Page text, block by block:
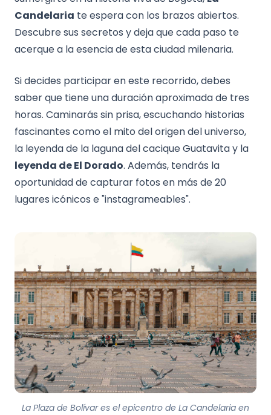
Candelaria te espera con los brazos abiertos.
Descubre sus secretos y deja que cada paso te
acerque a la esencia de esta ciudad milenaria.
Si decides participar en este recorrido, debes
saber que tiene una duración aproximada de tres
horas. Caminarás sin prisa, escuchando historias
fascinantes como el mito del origen del universo,
la leyenda de la laguna del cacique Guatavita y la
leyenda de El Dorado. Además, tendrás la
oportunidad de capturar fotos en más de 20
lugares icónicos e "instagrameables".
La Plaza de Bolívar es el epicentro de La Candelaria en